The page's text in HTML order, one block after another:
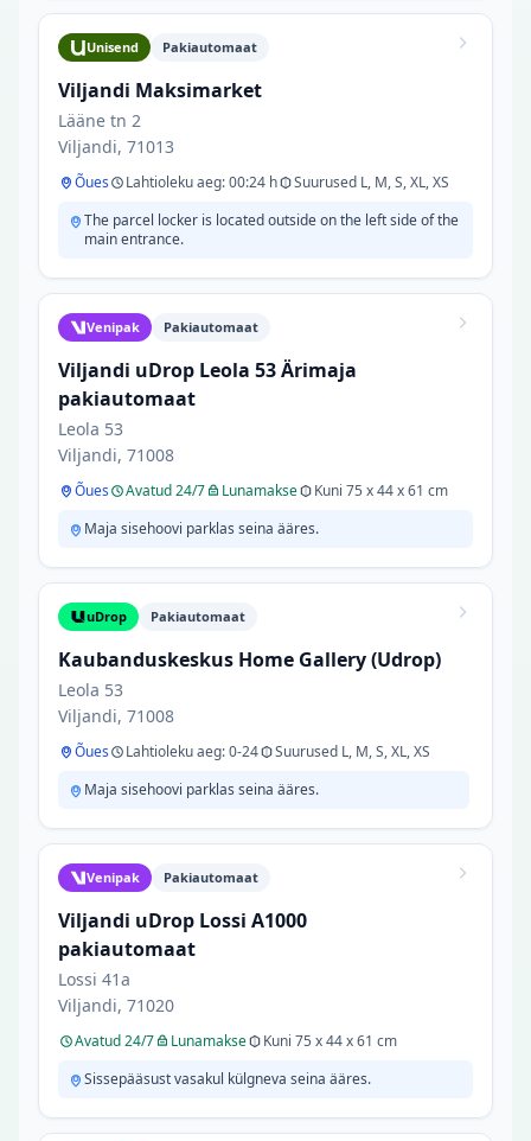
Unisend Pakiautomaat
Viljandi Maksimarket
Lääne tn 2
Viljandi, 71013
Õues Lahtioleku aeg: 00:24 h
Suurused L, M, S, XL, XS
The parcel locker is located outside on the left side of the
main entrance.
Venipak Pakiautomaat
Viljandi uDrop Leola 53 Ärimaja
pakiautomaat
Leola 53
Viljandi, 71008
Õues Avatud 24/7 Lunamakse
Kuni 75 x 44 x 61 cm
Maja sisehoovi parklas seina ääres.
uDrop Pakiautomaat
Kaubanduskeskus Home Gallery (Udrop)
Leola 53
Viljandi, 71008
Õues Lahtioleku aeg: 0-24
Suurused L, M, S, XL, XS
Maja sisehoovi parklas seina ääres.
Venipak Pakiautomaat
Viljandi uDrop Lossi A1000
pakiautomaat
Lossi 41a
Viljandi, 71020
Avatud 24/7 Lunamakse
Kuni 75 x 44 x 61 cm
Sissepääsust vasakul külgneva seina ääres.